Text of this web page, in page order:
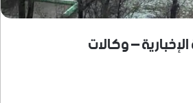
– وكالات